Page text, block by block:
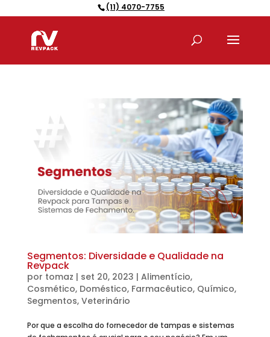
(11) 4070-7755
Segmentos: Diversidade e Qualidade na
Revpack
por tomaz | set 20, 2023 | Alimentício,
Cosmético, Doméstico, Farmacêutico, Químico,
Segmentos, Veterinário
Por que a escolha do fornecedor de tampas e sistemas